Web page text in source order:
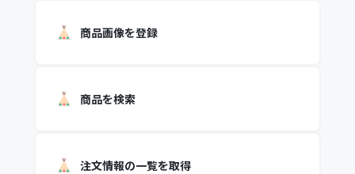
商品画像を登録
商品を検索
注文情報の一覧を取得